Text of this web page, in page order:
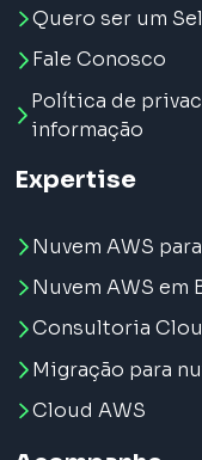
Quero ser um
Fale Conosco
Política de
informação
Expertise
Nuvem AWS
Nuvem AWS em
Consultoria
Migração para
Cloud AWS